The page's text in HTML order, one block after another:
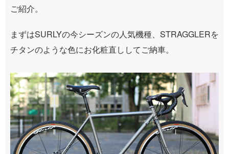
ご紹介。
まずはSURLYの今シーズンの人気機種、STRAGGLERを
チタンのような色にお化粧直ししてご納車。